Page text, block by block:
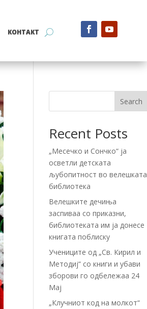
КОНТАКТ
Search
Recent Posts
„Месечко и Сончко“ ја
осветли детската
љубопитност во велешката
библиотека
Велешките дечиња
заспиваа со приказни,
библиотеката им ја донесе
книгата поблиску
Учениците од „Св. Кирил и
Методиј“ со книги и убави
зборови го одбележаа 24
Мај
„Клучниот код на молкот“